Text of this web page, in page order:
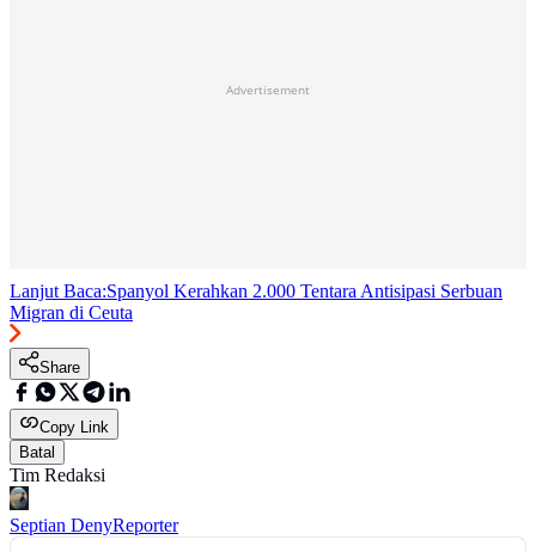
Advertisement
Lanjut Baca:Spanyol Kerahkan 2.000 Tentara Antisipasi Serbuan
Migran di Ceuta
Share
Copy Link
Batal
Tim Redaksi
Septian DenyReporter